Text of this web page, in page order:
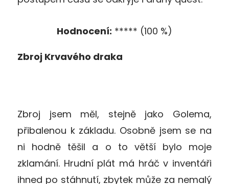
Hodnocení: ***** (100 %)
Zbroj Krvavého draka
Zbroj jsem měl, stejně jako Golema,
přibalenou k základu. Osobně jsem se na
ni hodně těšil a o to větší bylo moje
zklamání. Hrudní plát má hráč v inventáři
ihned po stáhnutí, zbytek může za nemalý